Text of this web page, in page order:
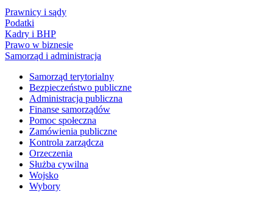
Prawnicy i sądy
Podatki
Kadry i BHP
Prawo w biznesie
Samorząd i administracja
Samorząd terytorialny
Bezpieczeństwo publiczne
Administracja publiczna
Finanse samorządów
Pomoc społeczna
Zamówienia publiczne
Kontrola zarządcza
Orzeczenia
Służba cywilna
Wojsko
Wybory